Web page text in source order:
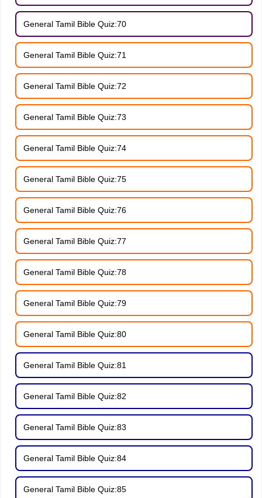
General Tamil Bible Quiz:70
General Tamil Bible Quiz:71
General Tamil Bible Quiz:72
General Tamil Bible Quiz:73
General Tamil Bible Quiz:74
General Tamil Bible Quiz:75
General Tamil Bible Quiz:76
General Tamil Bible Quiz:77
General Tamil Bible Quiz:78
General Tamil Bible Quiz:79
General Tamil Bible Quiz:80
General Tamil Bible Quiz:81
General Tamil Bible Quiz:82
General Tamil Bible Quiz:83
General Tamil Bible Quiz:84
General Tamil Bible Quiz:85